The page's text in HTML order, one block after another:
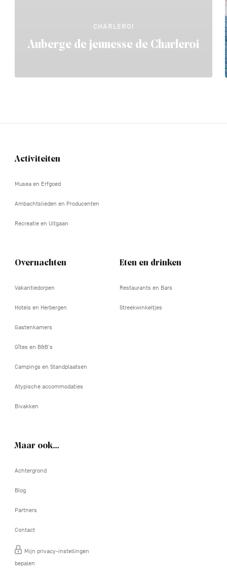
CHARLEROI
Auberge de jeunesse de Charleroi
Navigation
Activiteiten
Musea en Erfgoed
Ambachtslieden en Producenten
Recreatie en Uitgaan
Overnachten
Vakantiedorpen
Hotels en Herbergen
Gastenkamers
Gîtes en B&B's
Campings en Standplaatsen
Atypische accommodaties
Bivakken
Eten en drinken
Restaurants en Bars
Streekwinkeltjes
Maar ook…
Achtergrond
Blog
Partners
Contact
Mijn privacy-instellingen
bepalen